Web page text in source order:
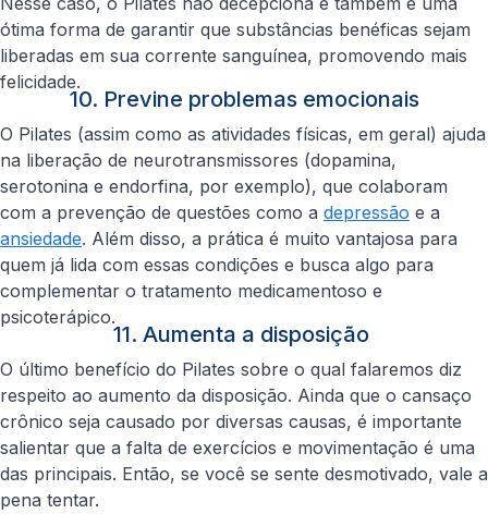
ótima forma de garantir que substâncias benéficas sejam
liberadas em sua corrente sanguínea, promovendo mais
felicidade.
10. Previne problemas emocionais
O Pilates (assim como as atividades físicas, em geral) ajuda
na liberação de neurotransmissores (dopamina,
serotonina e endorfina, por exemplo), que colaboram
com a prevenção de questões como a depressão e a
ansiedade. Além disso, a prática é muito vantajosa para
quem já lida com essas condições e busca algo para
complementar o tratamento medicamentoso e
psicoterápico.
11. Aumenta a disposição
O último benefício do Pilates sobre o qual falaremos diz
respeito ao aumento da disposição. Ainda que o cansaço
crônico seja causado por diversas causas, é importante
salientar que a falta de exercícios e movimentação é uma
das principais. Então, se você se sente desmotivado, vale a
pena tentar.